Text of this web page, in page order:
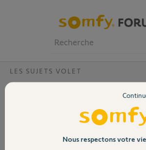
Volet
LES SUJETS VOLET
Remplacement moteur
à
Nous respectons votre